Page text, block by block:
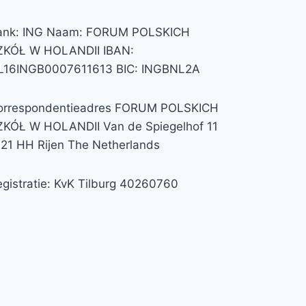
ING Naam: FORUM POLSKICH
W HOLANDII IBAN:
BIC: INGBNL2A
FORUM POLSKICH
W HOLANDII Van de Spiegelhof 11
HH Rijen The Netherlands
KvK Tilburg 40260760